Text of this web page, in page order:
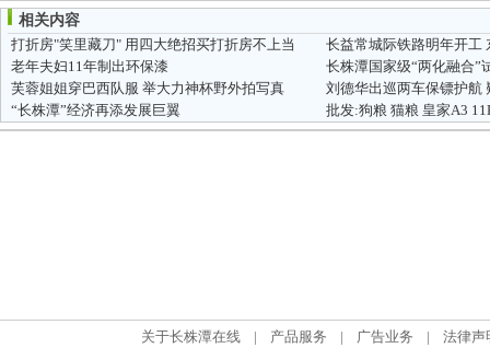
相关内容
打折房"笑里藏刀" 用四大绝招买打折房不上当
长益常城际铁路明年开工
老年夫妇11年制出环保漆
长株潭国家级“两化融合”
芙蓉姐姐穿巴西队服 举大力神杯野外拍写真
刘德华出巡两车保镖护航
“长株潭”经济再添发展巨翼
批发:狗粮 猫粮 皇家A3
关于长株潭在线 | 产品服务 | 广告业务 |
法律声